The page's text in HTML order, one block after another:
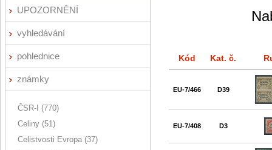
UPOZORNĚNÍ
vyhledávání
pohlednice
známky
ČSR-I (770)
Celiny (51)
Celistvosti Evropa (37)
Kód Kat. č.
EU-7/466 D39
EU-7/408 D3